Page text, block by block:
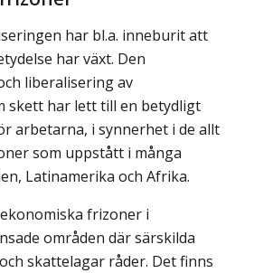
har bl.a. inneburit att
har växt. Den
liberalisering av
skett har lett till en betydligt
arbetarna, i synnerhet i de allt
som uppstått i många
Latinamerika och Afrika.
frizoner i
områden där särskilda
skattelagar råder. Det finns